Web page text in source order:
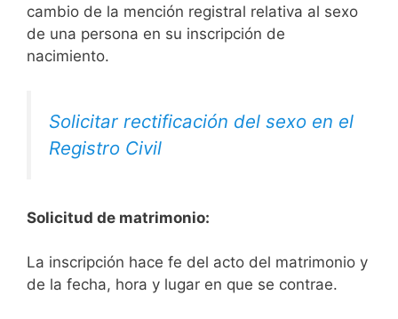
cambio de la mención registral relativa al sexo
de una persona en su inscripción de
nacimiento.
Solicitar rectificación del sexo en el
Registro Civil
Solicitud de matrimonio:
La inscripción hace fe del acto del matrimonio y
de la fecha, hora y lugar en que se contrae.